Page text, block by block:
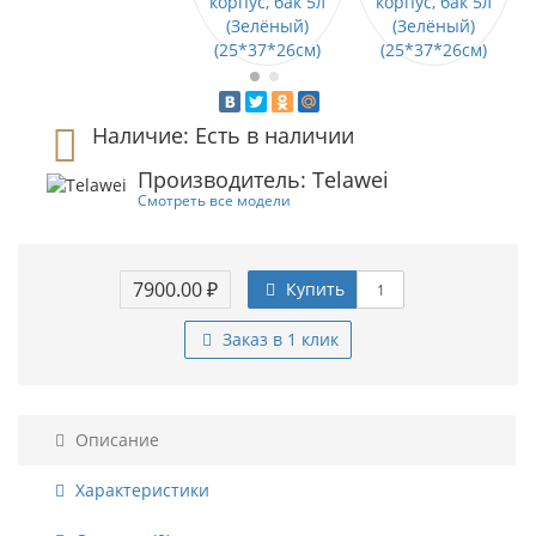
Наличие: Есть в наличии
Производитель: Telawei
Смотреть все модели
7900.00 ₽ Купить
Заказ в 1 клик
Описание
Характеристики